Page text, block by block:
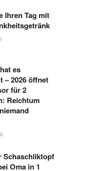
Ihren Tag mit
es
– 2026 öffnet
für 2
Reichtum
Schaschliktopf
Oma in 1